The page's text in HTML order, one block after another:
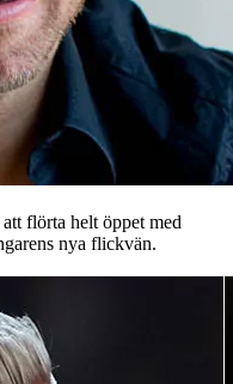
flörta helt öppet med
nya flickvän.